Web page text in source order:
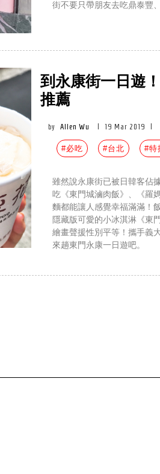
街不要只帶朋友去吃鼎泰豐
到永康街一日遊
推薦
by Allen Wu 19 Mar 2019
#必吃 #台北 #特
雖然說永康街已被日韓客佔
吃《東門城滷肉飯》、《羅
麵都能讓人感覺幸福滿滿！
隱藏版可愛的小冰淇淋《東
繪畫聲援性別平等！攜手義大
來趟東門永康一日遊吧。